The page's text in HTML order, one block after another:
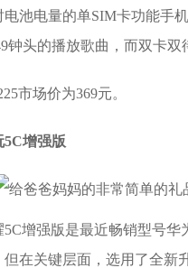
电池电量的单SIM卡功能手
钟头的播放歌曲，而双卡双
市场价为369元。
5C增强版
增强版是最近畅销型号
在关键层面，选用了全新